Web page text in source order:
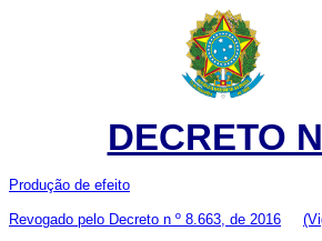
DECRETO
Produção de efeito
Revogado pelo Decreto n º 8.663, de 2016